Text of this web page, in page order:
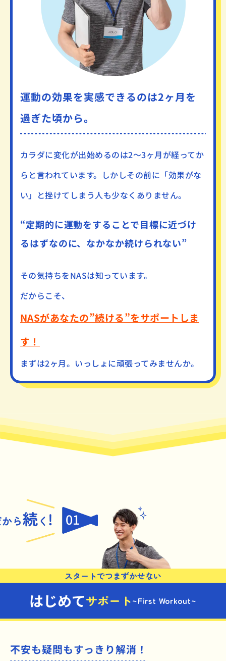
運動の効果を実感できるのは2ヶ月を
過ぎた頃から。
カラダに変化が出始めるのは2～3ヶ月が経ってか
らと言われています。 しかしその前に「効果がな
い」と挫けてしまう人も少なくありません。
“定期的に運動をすることで目標に近づけ
るはずなのに、なかなか続けられない”
その気持ちをNASは知っています。
だからこそ、
NASがあなたの”続ける”をサポートしま
す！
まずは2ヶ月。いっしょに頑張ってみませんか。
サポート~First Workout~
はじめて
スタートでつまずかせない
01
不安も疑問もすっきり解消！